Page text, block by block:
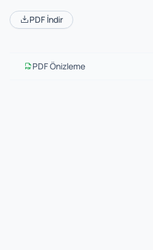
PDF İndir
PDF Önizleme